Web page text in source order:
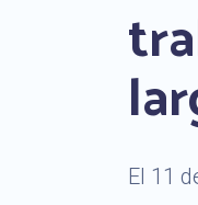
El 11